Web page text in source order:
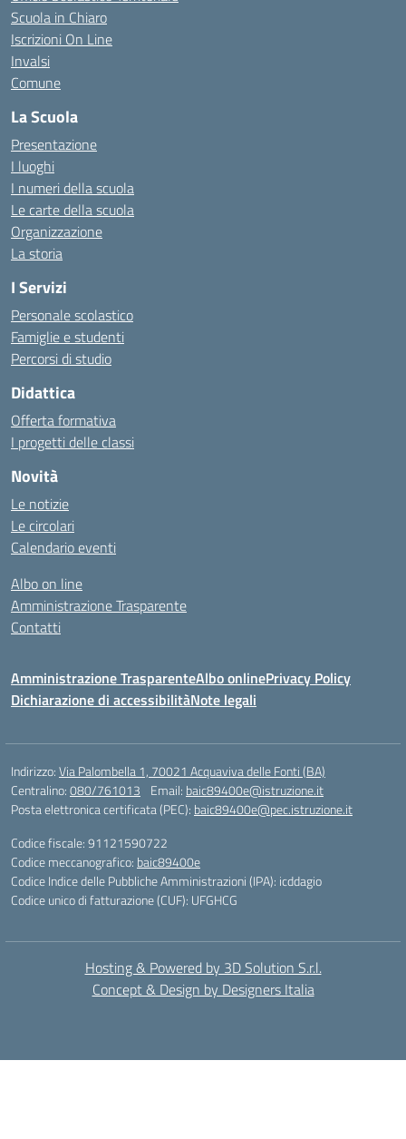
Scuola in Chiaro
Iscrizioni On Line
Invalsi
Comune
La Scuola
Presentazione
I luoghi
I numeri della scuola
Le carte della scuola
Organizzazione
La storia
I Servizi
Personale scolastico
Famiglie e studenti
Percorsi di studio
Didattica
Offerta formativa
I progetti delle classi
Novità
Le notizie
Le circolari
Calendario eventi
Albo on line
Amministrazione Trasparente
Contatti
Amministrazione TrasparenteAlbo onlinePrivacy Policy
Dichiarazione di accessibilitàNote legali
Indirizzo:Via Palombella 1, 70021 Acquaviva delle Fonti (BA)
Centralino:080/761013 Email: baic89400e@istruzione.it
Posta elettronica certificata (PEC): baic89400e@pec.istruzione.it
Codice fiscale: 91121590722
Codice meccanografico: baic89400e
Codice Indice delle Pubbliche Amministrazioni (IPA): icddagio
Codice unico di fatturazione (CUF): UFGHCG
Hosting & Powered by 3D Solution S.r.l.
Concept & Design by Designers Italia